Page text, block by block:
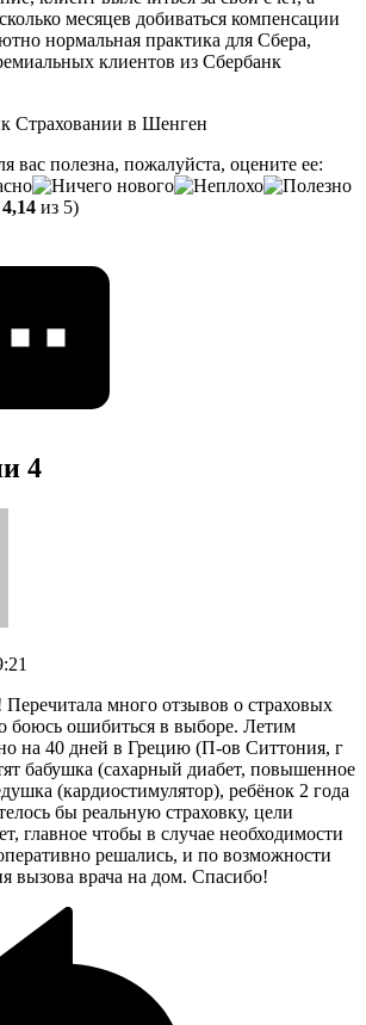
месяцев добиваться компенсации
нормальная практика для Сбера,
клиентов из Сбербанк
вас полезна, пожалуйста, оцените ее:
4,14 из 5)
4
много отзывов о страховых
боюсь ошибиться в выборе. Летим
на 40 дней в Грецию (П-ов Ситтония, г
бабушка (сахарный диабет, повышенное
(кардиостимулятор), ребёнок 2 года
бы реальную страховку, цели
главное чтобы в случае необходимости
решались, и по возможности
вызова врача на дом. Спасибо!